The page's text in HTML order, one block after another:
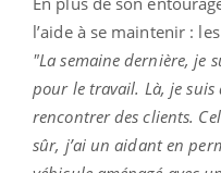
l’aide à se maintenir :
"La semaine dernière, je
pour le travail. Là, je
rencontrer des clients.
sûr, j’ai un aidant en